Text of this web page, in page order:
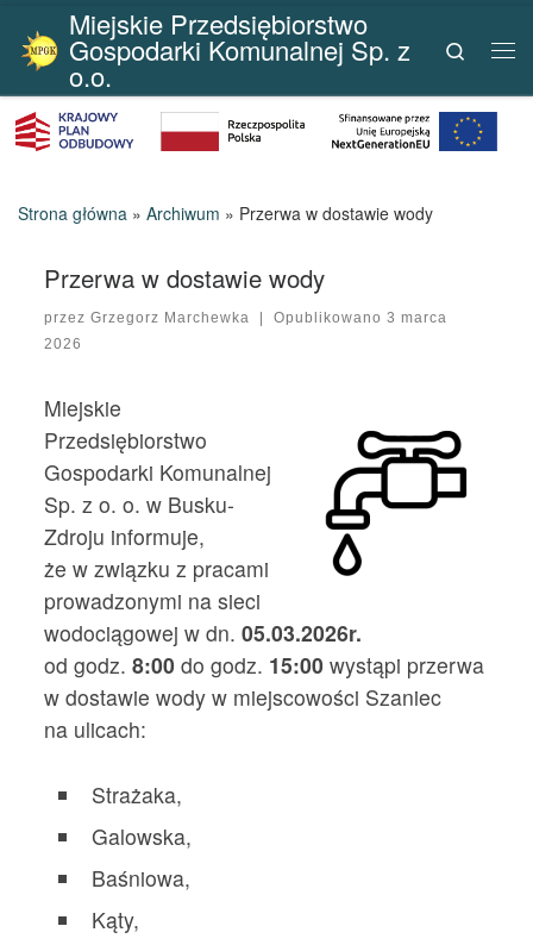
Przejdź do treści
Miejskie Przedsiębiorstwo
Gospodarki Komunalnej Sp. z
o.o.
Search
Strona główna » Archiwum » Przerwa w dostawie wody
Przerwa w dostawie wody
przezGrzegorz Marchewka | Opublikowano 3 marca
2026
Miejskie
Przedsiębiorstwo
Gospodarki Komunalnej
Sp. z o. o. w Busku-
Zdroju informuje,
że w związku z pracami
prowadzonymi na sieci
wodociągowej w dn.05.03.2026r.
od godz.8:00 do godz. 15:00 wystąpi przerwa
w dostawie wody w miejscowości Szaniec
na ulicach:
Strażaka,
Galowska,
Baśniowa,
Kąty,